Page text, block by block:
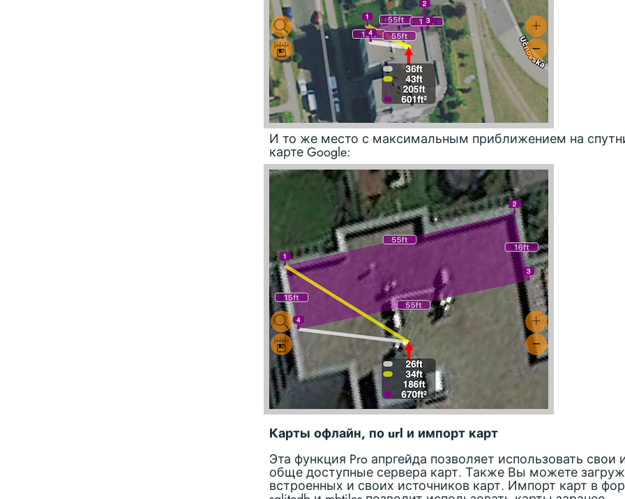
И то же место с максимальным приближением на
карте Google:
Карты офлайн, по url и импорт карт
Эта функция Pro апргейда позволяет использовать свои
обще доступные сервера карт. Также Вы можете
встроенных и своих источников карт. Импорт карт в